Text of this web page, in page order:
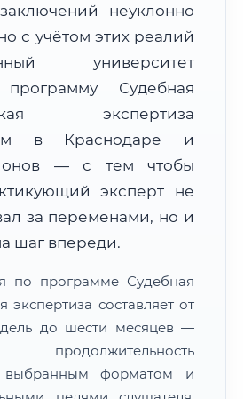
ФИС ФРДО
для увеличения и просмотра
неуклонно
с учётом этих реалий
университет
программу Судебная
экспертиза
в Краснодаре и
— с тем чтобы
эксперт не
за переменами, но и
шаг впереди.
по программе Судебная
экспертиза составляет от
до шести месяцев —
продолжительность
выбранным форматом и